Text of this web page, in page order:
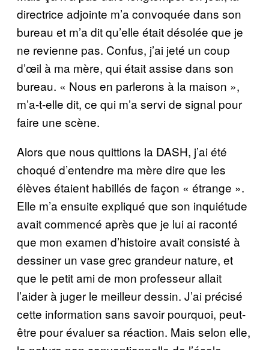
directrice adjointe m’a convoquée dans son
bureau et m’a dit qu’elle était désolée que je
ne revienne pas. Confus, j’ai jeté un coup
d’œil à ma mère, qui était assise dans son
bureau. « Nous en parlerons à la maison »,
m’a-t-elle dit, ce qui m’a servi de signal pour
faire une scène.
Alors que nous quittions la DASH, j’ai été
choqué d’entendre ma mère dire que les
élèves étaient habillés de façon « étrange ».
Elle m’a ensuite expliqué que son inquiétude
avait commencé après que je lui ai raconté
que mon examen d’histoire avait consisté à
dessiner un vase grec grandeur nature, et
que le petit ami de mon professeur allait
l’aider à juger le meilleur dessin. J’ai précisé
cette information sans savoir pourquoi, peut-
être pour évaluer sa réaction. Mais selon elle,